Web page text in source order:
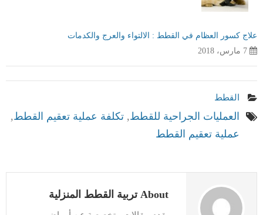
علاج كسور العظام في القطط : الالتواء والعرج والكدمات
7 مارس، 2018
القطط
العمليات الجراحية للقطط, تكلفة عملية تعقيم القطط,
عملية تعقيم القطط
About تربية القطط المنزلية